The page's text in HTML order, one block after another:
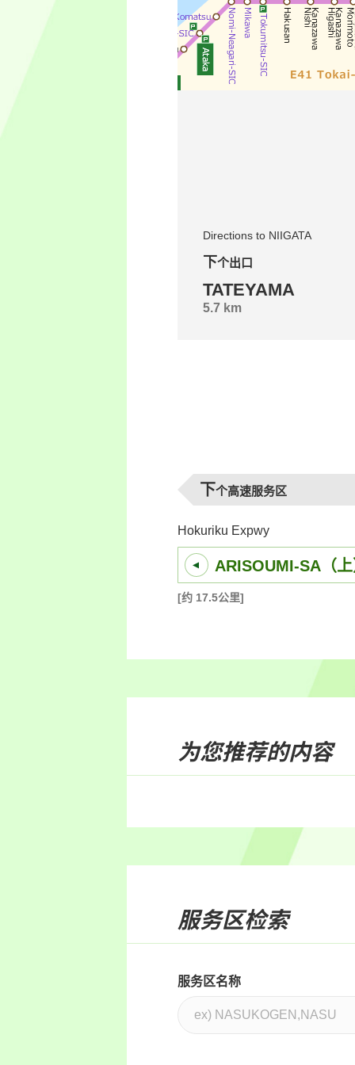
Directions to NIIGATA
下个出口
TATEYAMA
5.7 km
下个高速服务区
Hokuriku Expwy
ARISOUMI-SA（
[约 17.5公里]
为您推荐的内容
服务区检索
服务区名称